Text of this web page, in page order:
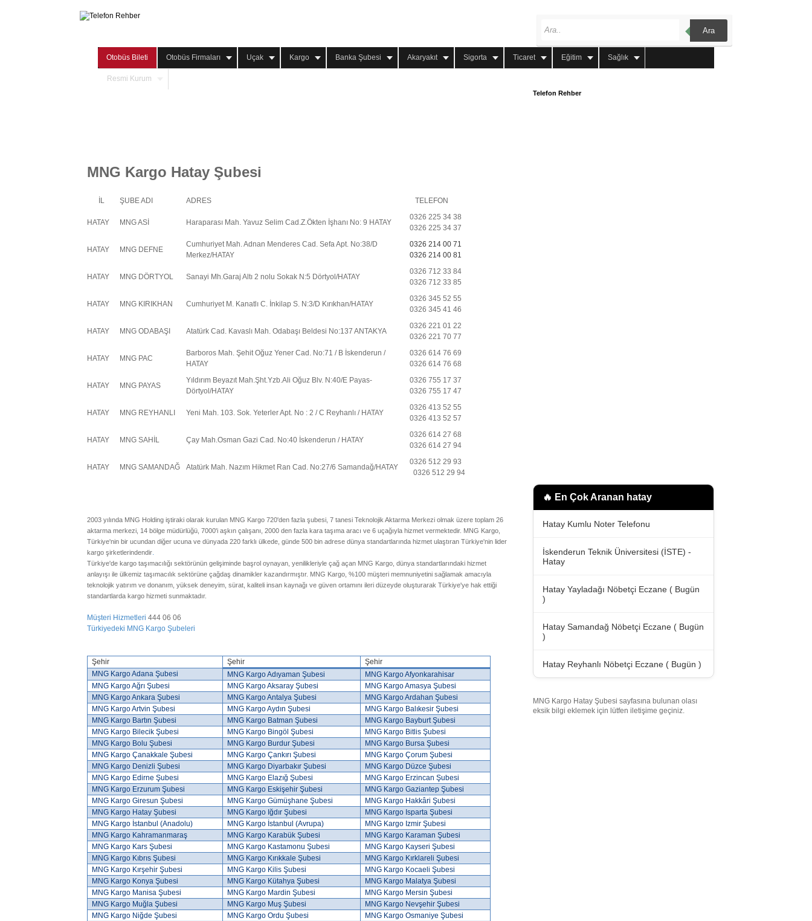
Ara
Otobüs Bileti Otobüs Firmaları Uçak Kargo Banka Şubesi Akaryakıt Sigorta Ticaret Eğitim Sağlık
Resmi Kurum
MNG Kargo Hatay Şubesi
İL ŞUBE ADI ADRES TELEFON
HATAY MNG ASİ Haraparası Mah. Yavuz Selim Cad.Z.Ökten İşhanı No: 9 HATAY
0326 225 34 38
0326 225 34 37
HATAY MNG DEFNE
Cumhuriyet Mah. Adnan Menderes Cad. Sefa Apt. No:38/D
Merkez/HATAY
0326 214 00 71
0326 214 00 81
HATAY MNG DÖRTYOL Sanayi Mh.Garaj Altı 2 nolu Sokak N:5 Dörtyol/HATAY
0326 712 33 84
0326 712 33 85
HATAY MNG KIRIKHAN Cumhuriyet M. Kanatlı C. İnkilap S. N:3/D Kırıkhan/HATAY
0326 345 52 55
0326 345 41 46
HATAY MNG ODABAŞI Atatürk Cad. Kavaslı Mah. Odabaşı Beldesi No:137 ANTAKYA
0326 221 01 22
0326 221 70 77
HATAY MNG PAC
Barboros Mah. Şehit Oğuz Yener Cad. No:71 / B İskenderun /
HATAY
0326 614 76 69
0326 614 76 68
HATAY MNG PAYAS
Yıldırım Beyazıt Mah.Şht.Yzb.Ali Oğuz Blv. N:40/E Payas-
Dörtyol/HATAY
0326 755 17 37
0326 755 17 47
HATAY MNG REYHANLI Yeni Mah. 103. Sok. Yeterler Apt. No : 2 / C Reyhanlı / HATAY
0326 413 52 55
0326 413 52 57
HATAY MNG SAHİL Çay Mah.Osman Gazi Cad. No:40 İskenderun / HATAY
0326 614 27 68
0326 614 27 94
HATAY MNG SAMANDAĞ Atatürk Mah. Nazım Hikmet Ran Cad. No:27/6 Samandağ/HATAY
0326 512 29 93
0326 512 29 94
2003 yılında MNG Holding iştiraki olarak kurulan MNG Kargo 720'den fazla şubesi, 7 tanesi Teknolojik Aktarma Merkezi olmak üzere toplam 26
aktarma merkezi, 14 bölge müdürlüğü, 7000'i aşkın çalışanı, 2000 den fazla kara taşıma aracı ve 6 uçağıyla hizmet vermektedir. MNG Kargo,
Türkiye'nin bir ucundan diğer ucuna ve dünyada 220 farklı ülkede, günde 500 bin adrese dünya standartlarında hizmet ulaştıran Türkiye'nin lider
kargo şirketlerindendir.
Türkiye'de kargo taşımacılığı sektörünün gelişiminde başrol oynayan, yenilikleriyle çağ açan MNG Kargo, dünya standartlarındaki hizmet
anlayışı ile ülkemiz taşımacılık sektörüne çağdaş dinamikler kazandırmıştır. MNG Kargo, %100 müşteri memnuniyetini sağlamak amacıyla
teknolojik yatırım ve donanım, yüksek deneyim, sürat, kaliteli insan kaynağı ve güven ortamını ileri düzeyde oluşturarak Türkiye'ye hak ettiği
standartlarda kargo hizmeti sunmaktadır.
Müşteri Hizmetleri 444 06 06
Türkiyedeki MNG Kargo Şubeleri
Şehir Şehir
Şehir
MNG Kargo Adana Şubesi
MNG Kargo Adıyaman Şubesi
MNG Kargo Afyonkarahisar
MNG Kargo Ağrı Şubesi
MNG Kargo Aksaray Şubesi
MNG Kargo Amasya Şubesi
MNG Kargo Ankara Şubesi
MNG Kargo Antalya Şubesi
MNG Kargo Ardahan Şubesi
MNG Kargo Artvin Şubesi
MNG Kargo Aydın Şubesi
MNG Kargo Balıkesir Şubesi
MNG Kargo Bartın Şubesi
MNG Kargo Batman Şubesi
MNG Kargo Bayburt Şubesi
MNG Kargo Bilecik Şubesi
MNG Kargo Bingöl Şubesi
MNG Kargo Bitlis Şubesi
MNG Kargo Bolu Şubesi
MNG Kargo Burdur Şubesi
MNG Kargo Bursa Şubesi
MNG Kargo Çanakkale Şubesi
MNG Kargo Çankırı Şubesi
MNG Kargo Çorum Şubesi
MNG Kargo Denizli Şubesi
MNG Kargo Diyarbakır Şubesi
MNG Kargo Düzce Şubesi
MNG Kargo Edirne Şubesi
MNG Kargo Elazığ Şubesi
MNG Kargo Erzincan Şubesi
MNG Kargo Erzurum Şubesi
MNG Kargo Eskişehir Şubesi
MNG Kargo Gaziantep Şubesi
MNG Kargo Giresun Şubesi
MNG Kargo Gümüşhane Şubesi
MNG Kargo Hakkâri Şubesi
MNG Kargo Hatay Şubesi
MNG Kargo Iğdır Şubesi
MNG Kargo Isparta Şubesi
MNG Kargo İstanbul (Anadolu)
MNG Kargo İstanbul (Avrupa)
MNG Kargo Izmir Şubesi
MNG Kargo Kahramanmaraş
MNG Kargo Karabük Şubesi
MNG Kargo Karaman Şubesi
MNG Kargo Kars Şubesi
MNG Kargo Kastamonu Şubesi
MNG Kargo Kayseri Şubesi
MNG Kargo Kıbrıs Şubesi
MNG Kargo Kırıkkale Şubesi
MNG Kargo Kırklareli Şubesi
MNG Kargo Kırşehir Şubesi
MNG Kargo Kilis Şubesi
MNG Kargo Kocaeli Şubesi
MNG Kargo Konya Şubesi
MNG Kargo Kütahya Şubesi
MNG Kargo Malatya Şubesi
MNG Kargo Manisa Şubesi
MNG Kargo Mardin Şubesi
MNG Kargo Mersin Şubesi
MNG Kargo Muğla Şubesi
MNG Kargo Muş Şubesi
MNG Kargo Nevşehir Şubesi
MNG Kargo Niğde Şubesi
MNG Kargo Ordu Şubesi
MNG Kargo Osmaniye Şubesi
Telefon Rehber
🔥 En Çok Aranan hatay
Hatay Kumlu Noter Telefonu
İskenderun Teknik Üniversitesi (İSTE) -
Hatay
Hatay Yayladağı Nöbetçi Eczane ( Bugün
)
Hatay Samandağ Nöbetçi Eczane ( Bugün
)
Hatay Reyhanlı Nöbetçi Eczane ( Bugün )
MNG Kargo Hatay Şubesi sayfasına bulunan olası
eksik bilgi eklemek için lütfen iletişime geçiniz.